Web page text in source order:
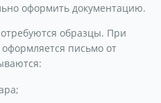
оформить документацию.
образцы. При
письмо от